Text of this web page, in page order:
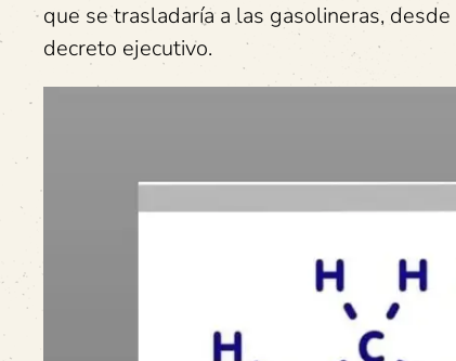
que se trasladaría a las gasolineras,
decreto ejecutivo.